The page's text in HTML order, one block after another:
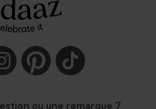
ou une remarque ?